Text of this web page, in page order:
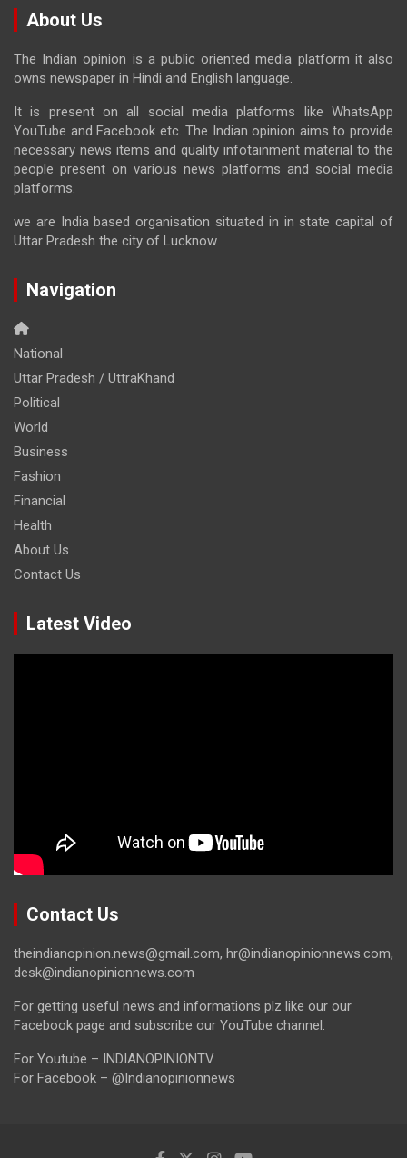
About Us
The Indian opinion is a public oriented media platform it also
owns newspaper in Hindi and English language.
It is present on all social media platforms like WhatsApp
YouTube and Facebook etc. The Indian opinion aims to provide
necessary news items and quality infotainment material to the
people present on various news platforms and social media
platforms.
we are India based organisation situated in in state capital of
Uttar Pradesh the city of Lucknow
Navigation
National
Uttar Pradesh / UttraKhand
Political
World
Business
Fashion
Financial
Health
About Us
Contact Us
Latest Video
Contact Us
theindianopinion.news@gmail.com, hr@indianopinionnews.com,
desk@indianopinionnews.com
For getting useful news and informations plz like our our
Facebook page and subscribe our YouTube channel.
For Youtube – INDIANOPINIONTV
For Facebook – @Indianopinionnews